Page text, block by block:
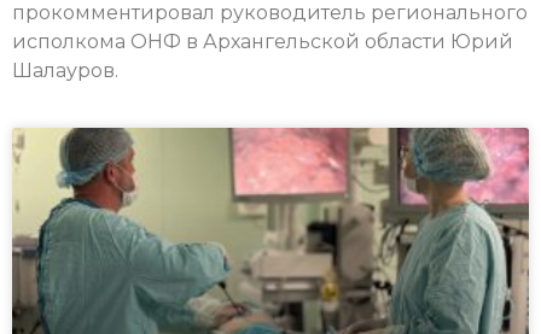
прокомментировал руководитель регионального
исполкома ОНФ в Архангельской области Юрий
Шалауров.